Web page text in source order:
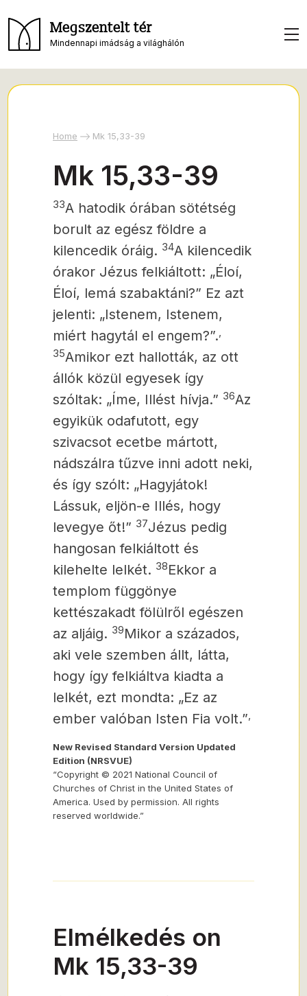
Megszentelt tér
Mindennapi imádság a világhálón
Home Mk 15,33-39
Mk 15,33-39
33A hatodik órában sötétség
borult az egész földre a
kilencedik óráig. 34A kilencedik
órakor Jézus felkiáltott: „Éloí,
Éloí, lemá szabaktáni?” Ez azt
jelenti: „Istenem, Istenem,
miért hagytál el engem?”.
35Amikor ezt hallották, az ott
állók közül egyesek így
szóltak: „Íme, Illést hívja.” 36Az
egyikük odafutott, egy
szivacsot ecetbe mártott,
nádszálra tűzve inni adott neki,
és így szólt: „Hagyjátok!
Lássuk, eljön-e Illés, hogy
levegye őt!” 37Jézus pedig
hangosan felkiáltott és
kilehelte lelkét. 38Ekkor a
templom függönye
kettészakadt fölülről egészen
az aljáig. 39Mikor a százados,
aki vele szemben állt, látta,
hogy így felkiáltva kiadta a
lelkét, ezt mondta: „Ez az
ember valóban Isten Fia volt.”
New Revised Standard Version Updated
Edition (NRSVUE)
“Copyright © 2021 National Council of
Churches of Christ in the United States of
America. Used by permission. All rights
reserved worldwide.”
Elmélkedés on
Mk 15,33-39